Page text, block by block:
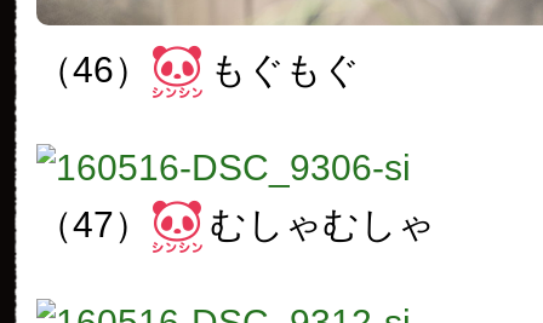
（46） もぐもぐ
（47） むしゃむしゃ